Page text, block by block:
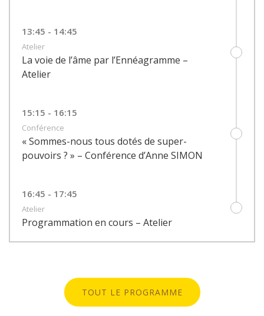
13:45 - 14:45
Atelier
La voie de l’âme par l’Ennéagramme –
Atelier
15:15 - 16:15
Conférence
« Sommes-nous tous dotés de super-
pouvoirs ? » – Conférence d’Anne SIMON
16:45 - 17:45
Atelier
Programmation en cours – Atelier
TOUT LE PROGRAMME